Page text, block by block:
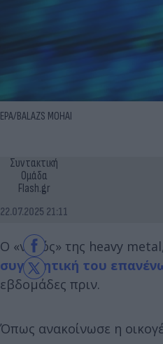
EPA/BALAZS MOHAI
Συντακτική
Ομάδα
Flash.gr
22.07.2025 21:11
Ο «νονός» της heavy metal,
συγκινητική του
εβδομάδες πριν.
Όπως ανακοίνωσε η